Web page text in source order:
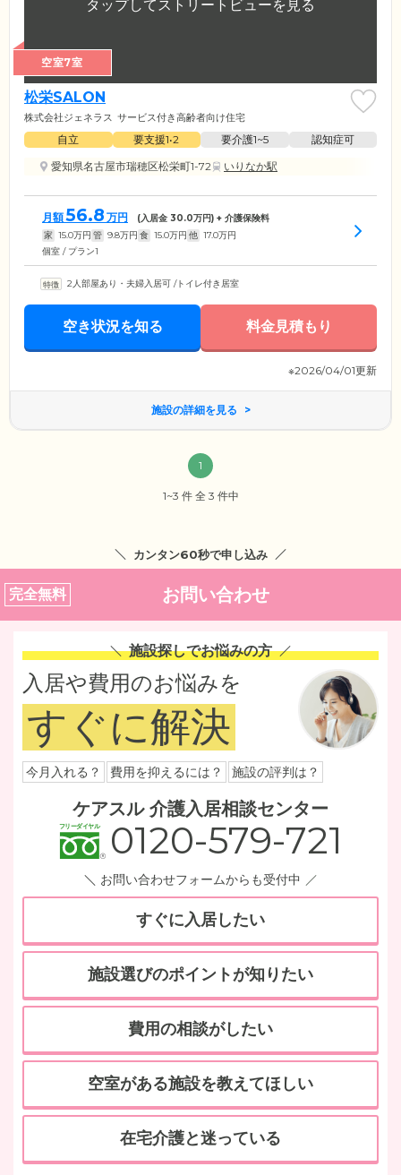
空室7室
松栄SALON
株式会社ジェネラス サービス付き高齢者向け住宅
自立 要支援1•2 要介護1~5
認知症可
愛知県名古屋市瑞穂区松栄町1-72
いりなか駅
月額56.8 万円 (入居金 30.0万円) + 介護保険料
家 15.0万円 管 9.8万円 食 15.0万円 他 17.0万円
個室 / プラン1
2人部屋あり・夫婦入居可 /トイレ付き居室
空き状況を知る 料金見積もり
※2026/04/01更新
施設の詳細を見る
1
1~3 件 全 3 件中
カンタン60秒で申し込み
完全無料 お問い合わせ
施設探しでお悩みの方
入居や費用のお悩みを
すぐに解決
今月入れる？ 費用を抑えるには？ 施設の評判は？
ケアスル 介護入居相談センター
0120-579-721
お問い合わせフォームからも受付中
すぐに入居したい
施設選びのポイントが知りたい
費用の相談がしたい
空室がある施設を教えてほしい
在宅介護と迷っている